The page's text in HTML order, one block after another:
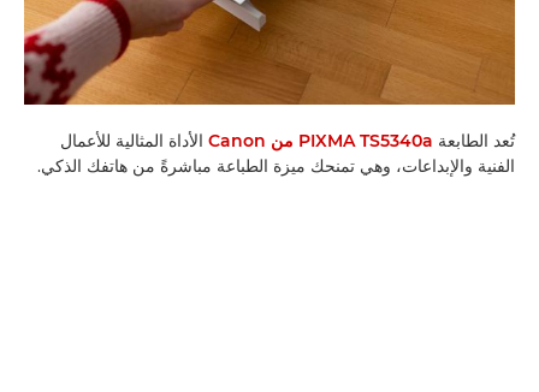
تُعد الطابعة PIXMA TS5340a من Canon
الأداة المثالية للأعمال
الفنية والإبداعات، وهي تمنحك ميزة الطباعة مباشرةً من هاتفك الذكي.